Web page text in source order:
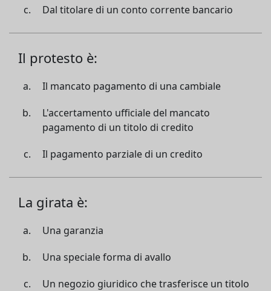
Dal titolare di un conto corrente bancario
Il protesto è:
Il mancato pagamento di una cambiale
L'accertamento ufficiale del mancato
pagamento di un titolo di credito
Il pagamento parziale di un credito
La girata è:
Una garanzia
Una speciale forma di avallo
Un negozio giuridico che trasferisce un titolo